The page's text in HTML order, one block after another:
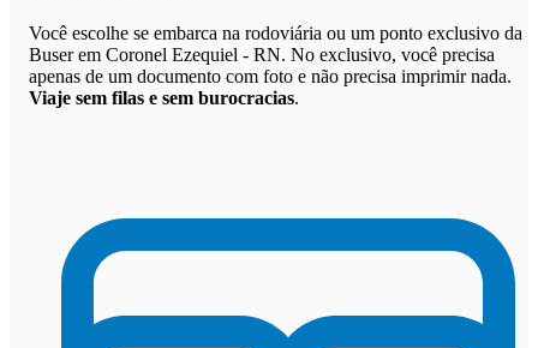
Você escolhe se embarca na rodoviária ou um ponto exclusivo da
Buser em Coronel Ezequiel - RN. No exclusivo, você precisa
apenas de um documento com foto e não precisa imprimir nada.
Viaje sem filas e sem burocracias.